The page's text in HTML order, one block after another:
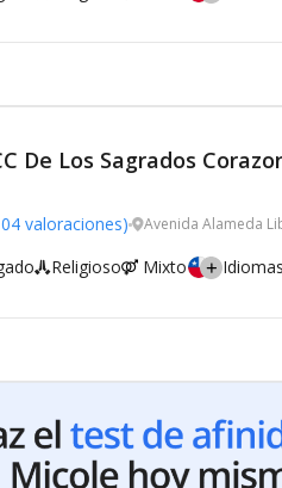
De Los Sagrados
valoraciones) Avenida Alameda
Religioso Mixto Idiomas